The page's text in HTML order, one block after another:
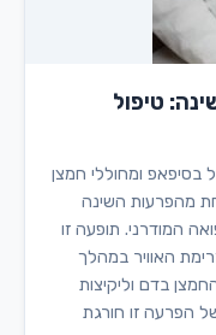
טיפול
בסיפאפ ומחוללי חמצן
מהפרעות השינה
המודרני. תופעה זו
האוויר במהלך
בדם וליקיצות
הפרעה זו חורגת